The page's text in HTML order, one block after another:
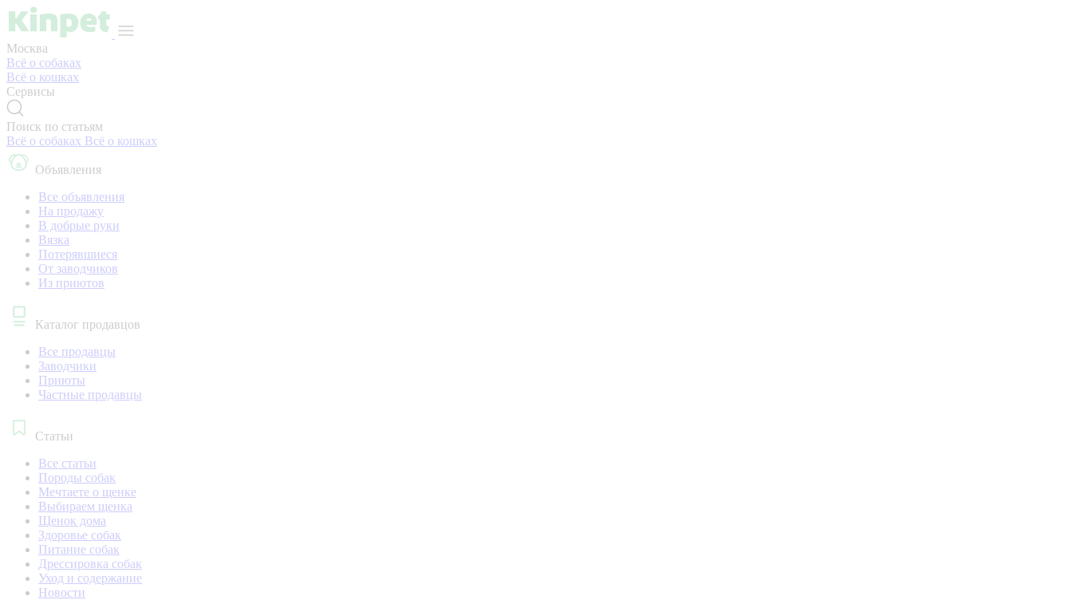
Москва
Всё о собаках
Всё о кошках
Сервисы
Поиск по статьям
Всё о собаках Всё о кошках
Объявления
Все объявления
На продажу
В добрые руки
Вязка
Потерявшиеся
От заводчиков
Из приютов
Каталог продавцов
Все продавцы
Заводчики
Приюты
Частные продавцы
Статьи
Все статьи
Породы собак
Мечтаете о щенке
Выбираем щенка
Щенок дома
Здоровье собак
Питание собак
Дрессировка собак
Уход и содержание
Новости